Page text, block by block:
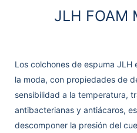
JLH FOAM
Los colchones de espuma JLH
la moda, con propiedades de
sensibilidad a la temperatura,
antibacterianas y antiácaros,
descomponer la presión del